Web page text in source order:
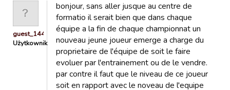
guest_1444558756452
Użytkownik
bonjour, sans aller jusque au centre de
formatio il serait bien que dans chaque
équipe a la fin de chaque championnat un
nouveau jeune joueur emerge a charge du
proprietaire de l'équipe de soit le faire
evoluer par l'entrainement ou de le vendre.
par contre il faut que le niveau de ce joueur
soit en rapport avec le noveau de l'equipe